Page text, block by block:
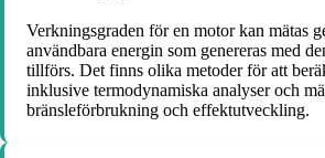
Verkningsgraden för en motor kan mätas
användbara energin som genereras med
tillförs. Det finns olika metoder för att
inklusive termodynamiska analyser och
bränsleförbrukning och effektutveckling.